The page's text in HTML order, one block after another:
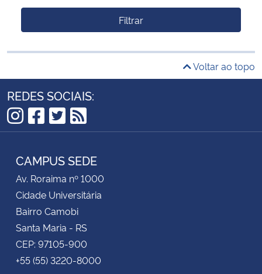
Filtrar
Voltar ao topo
REDES SOCIAIS:
Instagram
Facebook
Twitter
RSS
CAMPUS SEDE
Av. Roraima nº 1000
Cidade Universitária
Bairro Camobi
Santa Maria - RS
CEP: 97105-900
+55 (55) 3220-8000